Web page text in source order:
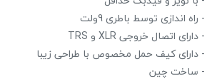
- راه اندازی توسط باطری 9ولت ‏
- دارای اتصال خروجی XLR و TRS
- دارای کیف حمل مخصوص با طراحی زیبا
- ساخت چین